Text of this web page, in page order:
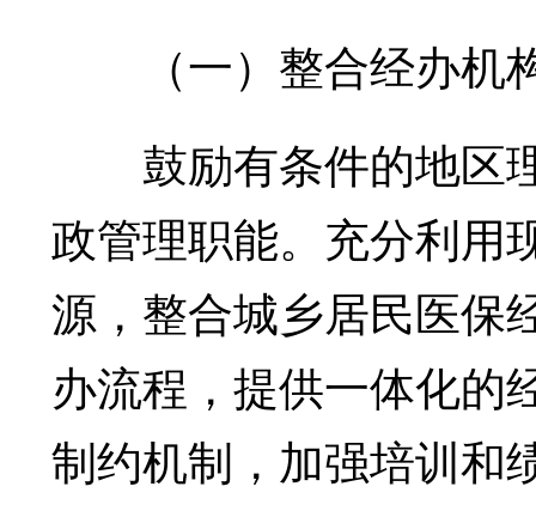
（一）整合经办机
鼓励有条件的地区
政管理职能。充分利用
源，整合城乡居民医保
办流程，提供一体化的
制约机制，加强培训和